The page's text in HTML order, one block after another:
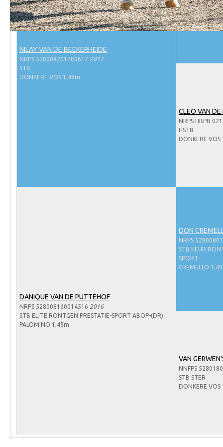
NRPS Select Sale
Hengstenkeuring
PEDIGREE ONLINE
Informatie aan je paard of pony toevoegen
Onze fokkerij
NILAY VAN DE BEEKERHEIDE
NRPS 528008201700617 2017
STB
DONKERE VOS 1,48m
STB KEUR
SPORT
VOS 1,48m
CLEO VAN DE
NRPS HBPB
HSTB
DONKERE VOS
DANIQUE VAN DE PUTTEHOF
NRPS 528008160014516 2016
STB ELITE RÖNTGEN PRESTATIE-SPORT ABOP-(DR)
PALOMINO 1,45m
DON
NRPS
STB KEUR
SPORT
CREMELLO
VAN
NNFPS
STB STER
DONKERE VOS